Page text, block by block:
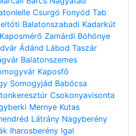
Csurgó Fonyód Tab
Balatonszabadi Kadarkút
Kaposmérő Zamárdi Böhönye
Ádánd Lábod Taszár
Balatonszemes
Kaposfő
Somogyjád Babócsa
Csokonyavisonta
Mernye Kutas
Látrány Nagyberény
Iharosberény Igal